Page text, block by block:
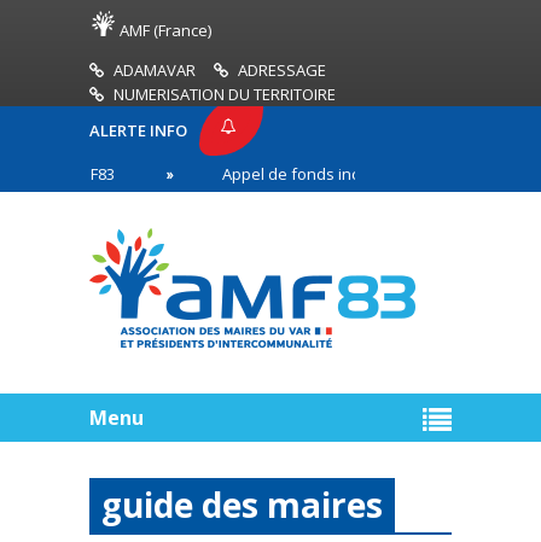
AMF (France)
ADAMAVAR
ADRESSAGE
NUMERISATION DU TERRITOIRE
ALERTE INFO
Appel de fonds incendies de forêt
première ligne
Menu
guide des maires